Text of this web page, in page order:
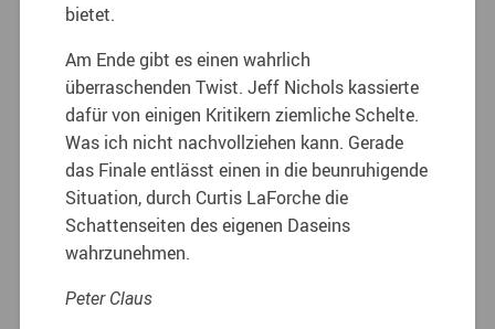
bietet.
Am Ende gibt es einen wahrlich
überraschenden Twist. Jeff Nichols kassierte
dafür von einigen Kritikern ziemliche Schelte.
Was ich nicht nachvollziehen kann. Gerade
das Finale entlässt einen in die beunruhigende
Situation, durch Curtis LaForche die
Schattenseiten des eigenen Daseins
wahrzunehmen.
Peter Claus